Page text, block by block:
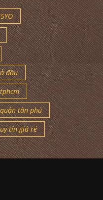
đâu
tân phú
tín giá rẻ